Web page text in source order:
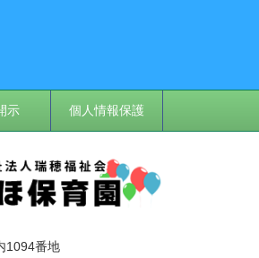
示 個人情報保護
1094番地